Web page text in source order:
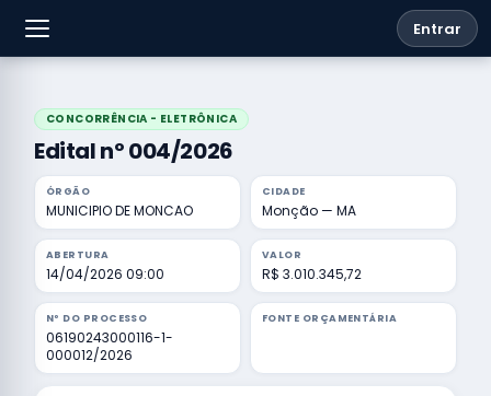
Entrar
CONCORRÊNCIA - ELETRÔNICA
Edital nº 004/2026
ÓRGÃO
MUNICIPIO DE MONCAO
CIDADE
Monção — MA
ABERTURA
14/04/2026 09:00
VALOR
R$ 3.010.345,72
Nº DO PROCESSO
06190243000116-1-
000012/2026
FONTE ORÇAMENTÁRIA